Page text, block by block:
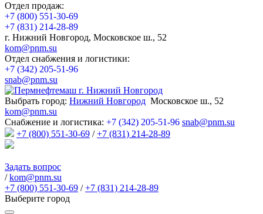
Отдел продаж:
+7 (800) 551-30-69
+7 (831) 214-28-89
г. Нижний Новгород, Московское ш., 52
kom@pnm.su
Отдел снабжения и логистики:
+7 (342) 205-51-96
snab@pnm.su
Выбрать город: Нижний Новгород Московское ш., 52
kom@pnm.su
Снабжение и логистика: +7 (342) 205-51-96 snab@pnm.su
+7 (800) 551-30-69 /+7 (831) 214-28-89
Задать вопрос
/kom@pnm.su
+7 (800) 551-30-69 /+7 (831) 214-28-89
Выберите город